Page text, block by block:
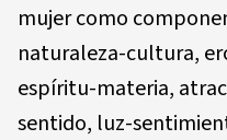
mujer como
naturaleza-cultura,
espíritu-materia,
sentido, luz-